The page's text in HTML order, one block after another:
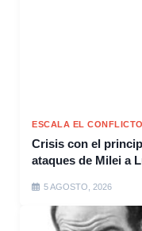
ESCALA EL CONFLICTO
Crisis con el
ataques de Milei a
5 AGOSTO, 2026